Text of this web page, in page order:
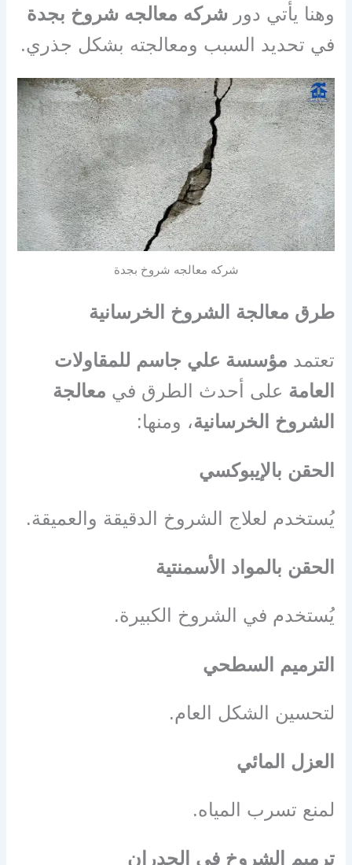
وهنا يأتي دور شركه معالجه شروخ بجدة
في تحديد السبب ومعالجته بشكل جذري.
شركه معالجه شروخ بجدة
طرق معالجة الشروخ الخرسانية
تعتمد مؤسسة علي جاسم للمقاولات
العامة على أحدث الطرق في معالجة
الشروخ الخرسانية، ومنها:
الحقن بالإيبوكسي
يُستخدم لعلاج الشروخ الدقيقة والعميقة.
الحقن بالمواد الأسمنتية
يُستخدم في الشروخ الكبيرة.
الترميم السطحي
لتحسين الشكل العام.
العزل المائي
لمنع تسرب المياه.
ترميم الشروخ في الجدران